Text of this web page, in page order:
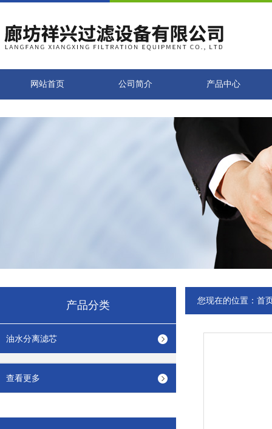
网站首页 公司简介 产品中心
产品分类
油水分离滤芯
查看更多
您现在的位置： 首